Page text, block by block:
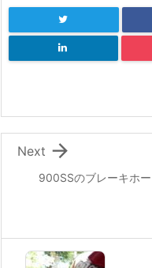
900SSのブレーキホ

Next